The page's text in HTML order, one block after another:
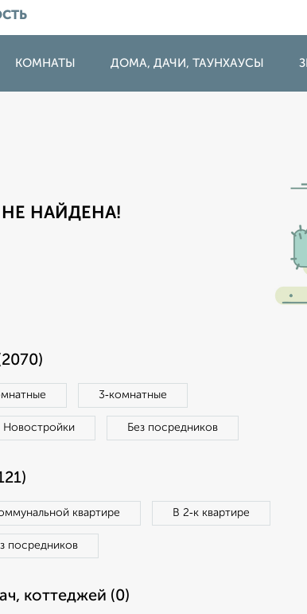
КОМНАТЫ ДОМА, ДАЧИ, ТАУНХАУСЫ
НАЙДЕНА!
3‑комнатные
Новостройки Без посредников
квартире В 2‑к квартире
посредников
коттеджей (0)